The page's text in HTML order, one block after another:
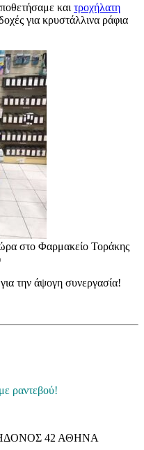
και τροχήλατη
για κρυστάλλινα ράφια
στο Φαρμακείο Τοράκης
την άψογη συνεργασία!
ραντεβού!
42 ΑΘΗΝΑ